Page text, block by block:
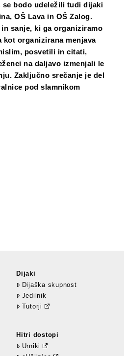
se bodo udeležili tudi dijaki
OŠ Lava in OŠ Zalog.
sanje, ki ga organiziramo
kot organizirana menjava
posvetili in citati,
na daljavo izmenjali le
Zaključno srečanje je del
pod slamnikom
Dijaki
Dijaška skupnost
Jedilnik
Tutorji
Hitri dostopi
Urniki